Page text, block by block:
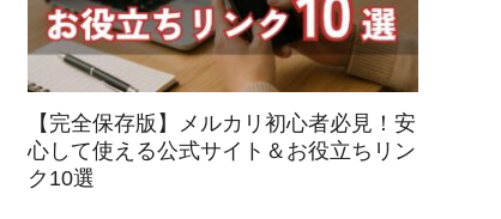
【完全保存版】メルカリ初心者必見！安
心して使える公式サイト＆お役立ちリン
ク10選